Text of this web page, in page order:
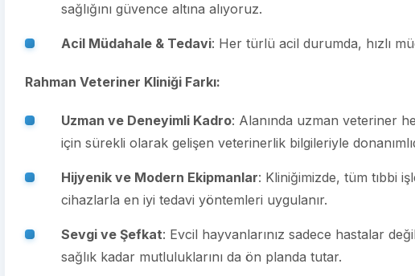
sağlığını güvence altına alıyoruz.
Acil Müdahale & Tedavi: Her türlü acil durumda, hızlı
Rahman Veteriner Kliniği Farkı:
Uzman ve Deneyimli Kadro: Alanında uzman veteriner
için sürekli olarak gelişen veterinerlik bilgileriyle
Hijyenik ve Modern Ekipmanlar: Kliniğimizde, tüm tıbbi
cihazlarla en iyi tedavi yöntemleri uygulanır.
Sevgi ve Şefkat: Evcil hayvanlarınız sadece hastalar
sağlık kadar mutluluklarını da ön planda tutar.